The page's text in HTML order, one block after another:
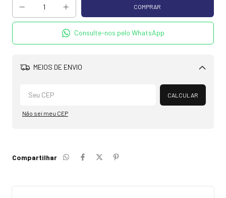
Consulte-nos pelo WhatsApp
MEIOS DE ENVIO
Alterar CEP
CALCULAR
Não sei meu CEP
Compartilhar